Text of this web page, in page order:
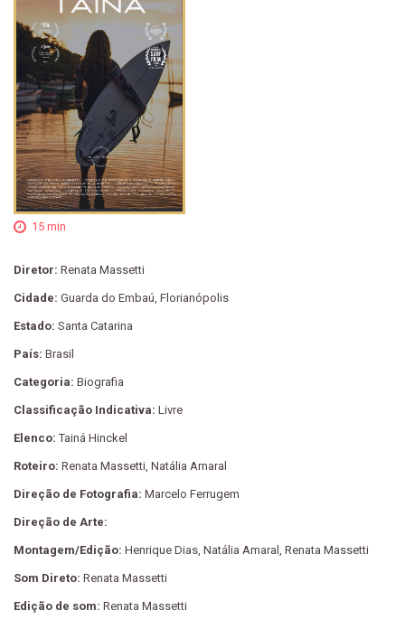
15 min
Diretor: Renata Massetti
Cidade: Guarda do Embaú, Florianópolis
Estado: Santa Catarina
País: Brasil
Categoria: Biografia
Classificação Indicativa: Livre
Elenco:Tainá Hinckel
Roteiro: Renata Massetti, Natália Amaral
Direção de Fotografia: Marcelo Ferrugem
Direção de Arte:
Montagem/Edição: Henrique Dias, Natália Amaral, Renata Massetti
Som Direto: Renata Massetti
Edição de som: Renata Massetti